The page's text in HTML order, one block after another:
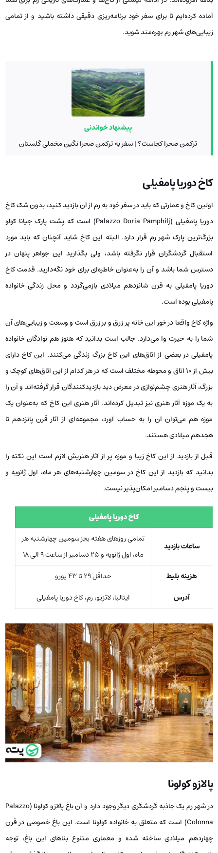
آماده کرده‌ایم تا برای سفر خود برنامه‌ریزی دقیقی داشته باشید و از تمامی
زیبایی‌های شهر رم بهره‌مند شوید.
پیشنهاد خواندنی
ترکمن صحرا کجاست؟ | سفر به ترکمن صحرا نگین مخملی گلستان
کاخ دوریا پامفیلی
اولین کاخ و عمارتی که باید در سفر خود به رم از آن بازدید کنید، بدون شک کاخ
دوریا پامفیلی (Palazzo Doria Pamphilj) است که پشت پارک جیانا کولو
بزرگ‌ترین پارک شهر رم قرار دارد. البته این کاخ شاید آنچنان که باید مورد
استقبال گردشگران قرار نگرفته باشد، ولی بگذارید این جواهر پنهان در
دسترس شما باشد و آن را به‌عنوان خاطره‌ای برای خود نگه‌دارید. قدمت کاخ
دوریا پامفیلی به قرن شانزدهم میلادی بازمی‌گردد و محل زندگی خانواده
پامفیلی بوده است.
واژه کاخ واقعا در خور این خانه پر زرق و بر زرق است و وسعت و زیبایی‌های آن
شما را به حیرت وا می‌دارد. جالب است بدانید که هنوز هم نوادگان خانواده
پامفیلی در بعضی از اتاق‌های این کاخ بزرگ زندگی می‌کنند. این کاخ دارای
بیش از 10 اتاق و محوطه مختلف است که در هر کدام از این اتاق‌های کوچک و
بزرگ، آثار هنری چشم‌نوازی در معرض دید بازدیدکنندگان قرار گرفته‌اند و آن را
به یک موزه آثار هنری نیز تبدیل کرده‌اند. آثار هنری این کاخ که به‌عنوان یک
موزه هم می‌توان آن را به حساب آورد، مجموعه‌ای از آثار قرن پانزدهم تا
هجدهم میلادی هستند.
قبل از بازدید از این کاخ زیبا و موزه پر از آثار هنریش لازم است این نکته را
بدانید که بازدید از این کاخ در سومین چهارشنبه‌های هر ماه، اول ژانویه و
بیست و پنجم دسامبر امکان‌پذیر نیست.
کاخ دوریا پامفیلی
ساعات بازدید
تمامی روزهای هفته بجز سومین چهارشنبه هر
ماه، اول ژانویه و 25 دسامبر از ساعت 9 الی 18
هزینه بلیط
حداقل 29 تا 43 یورو
آدرس
ایتالیا، لاتزیو، رم، کاخ دوریا پامفیلی
پالازو کولونا
در شهر رم یک جاذبه گردشگری دیگر وجود دارد و آن باغ پالازو کولونا (Palazzo
Colonna) است که متعلق به خانواده کولونا است. این باغ خصوصی در قرن
چهاردهم میلادی ساخته شده و معماری متنوع بناهای این باغ، توجه